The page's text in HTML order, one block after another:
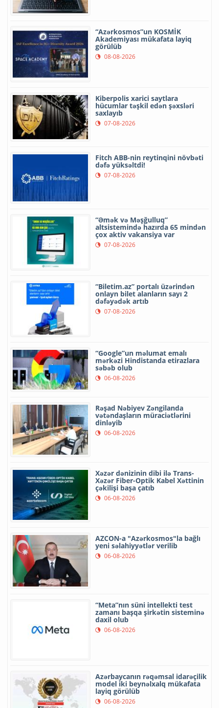
“Azərkosmos”un KOSMİK
Akademiyası mükafata layiq
görülüb
08-08-2026
Kiberpolis xarici saytlara
hücumlar təşkil edən şəxsləri
saxlayıb
07-08-2026
Fitch ABB-nin reytinqini növbəti
dəfə yüksəltdi!
07-08-2026
“Əmək və Məşğulluq”
altsistemində hazırda 65 mindən
çox aktiv vakansiya var
07-08-2026
“Biletim.az” portalı üzərindən
onlayn bilet alanların sayı 2
dəfəyədək artıb
07-08-2026
“Google”un məlumat emalı
mərkəzi Hindistanda etirazlara
səbəb olub
06-08-2026
Rəşad Nəbiyev Zəngilanda
vətəndaşların müraciətlərini
dinləyib
06-08-2026
Xəzər dənizinin dibi ilə Trans-
Xəzər Fiber-Optik Kabel Xəttinin
çəkilişi başa çatıb
06-08-2026
AZCON-a "Azərkosmos"la bağlı
yeni səlahiyyətlər verilib
06-08-2026
“Meta”nın süni intellekti test
zamanı başqa şirkətin sisteminə
daxil olub
06-08-2026
Azərbaycanın rəqəmsal idarəçilik
model iki beynəlxalq mükafata
layiq görülüb
06-08-2026